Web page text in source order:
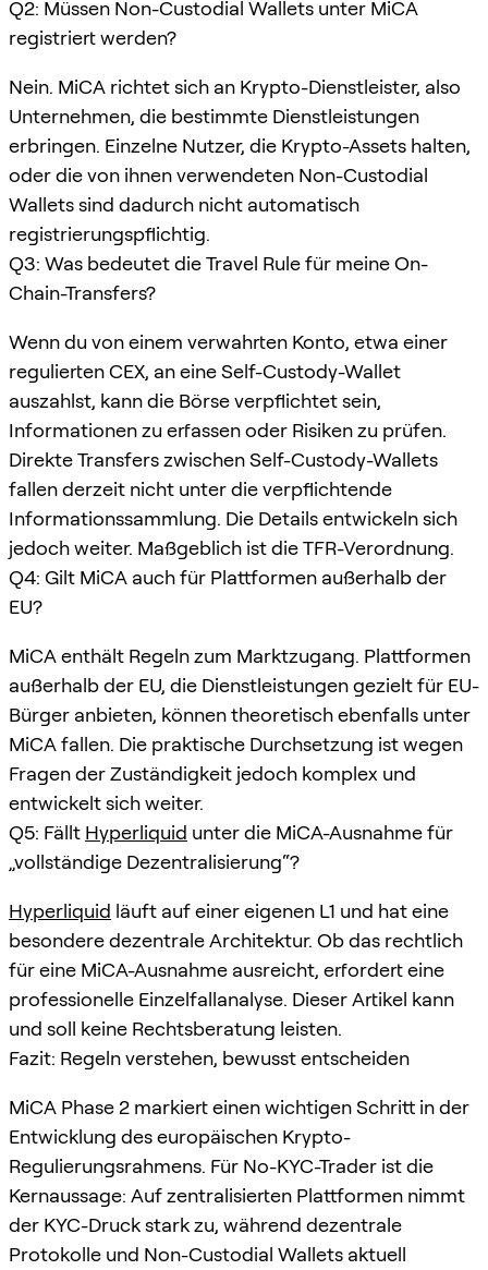
Q2: Müssen Non-Custodial Wallets unter MiCA
registriert werden?
Nein. MiCA richtet sich an Krypto-Dienstleister, also
Unternehmen, die bestimmte Dienstleistungen
erbringen. Einzelne Nutzer, die Krypto-Assets halten,
oder die von ihnen verwendeten Non-Custodial
Wallets sind dadurch nicht automatisch
registrierungspflichtig.
Q3: Was bedeutet die Travel Rule für meine On-
Chain-Transfers?
Wenn du von einem verwahrten Konto, etwa einer
regulierten CEX, an eine Self-Custody-Wallet
auszahlst, kann die Börse verpflichtet sein,
Informationen zu erfassen oder Risiken zu prüfen.
Direkte Transfers zwischen Self-Custody-Wallets
fallen derzeit nicht unter die verpflichtende
Informationssammlung. Die Details entwickeln sich
jedoch weiter. Maßgeblich ist die TFR-Verordnung.
Q4: Gilt MiCA auch für Plattformen außerhalb der
EU?
MiCA enthält Regeln zum Marktzugang. Plattformen
außerhalb der EU, die Dienstleistungen gezielt für EU-
Bürger anbieten, können theoretisch ebenfalls unter
MiCA fallen. Die praktische Durchsetzung ist wegen
Fragen der Zuständigkeit jedoch komplex und
entwickelt sich weiter.
Q5: Fällt Hyperliquid unter die MiCA-Ausnahme für
„vollständige Dezentralisierung“?
Hyperliquid läuft auf einer eigenen L1 und hat eine
besondere dezentrale Architektur. Ob das rechtlich
für eine MiCA-Ausnahme ausreicht, erfordert eine
professionelle Einzelfallanalyse. Dieser Artikel kann
und soll keine Rechtsberatung leisten.
Fazit: Regeln verstehen, bewusst entscheiden
MiCA Phase 2 markiert einen wichtigen Schritt in der
Entwicklung des europäischen Krypto-
Regulierungsrahmens. Für No-KYC-Trader ist die
Kernaussage: Auf zentralisierten Plattformen nimmt
der KYC-Druck stark zu, während dezentrale
Protokolle und Non-Custodial Wallets aktuell